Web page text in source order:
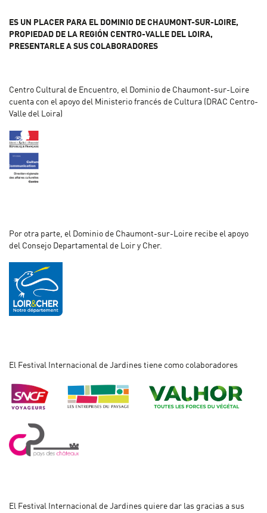
ES UN PLACER PARA EL DOMINIO DE CHAUMONT-SUR-LOIRE,
PROPIEDAD DE LA REGIÓN CENTRO-VALLE DEL LOIRA,
PRESENTARLE A SUS COLABORADORES
Centro Cultural de Encuentro, el Dominio de Chaumont-sur-Loire
cuenta con el apoyo del Ministerio francés de Cultura (DRAC Centro-
Valle del Loira)
Por otra parte, el Dominio de Chaumont-sur-Loire recibe el apoyo
del Consejo Departamental de Loir y Cher.
El Festival Internacional de Jardines tiene como colaboradores
El Festival Internacional de Jardines quiere dar las gracias a sus